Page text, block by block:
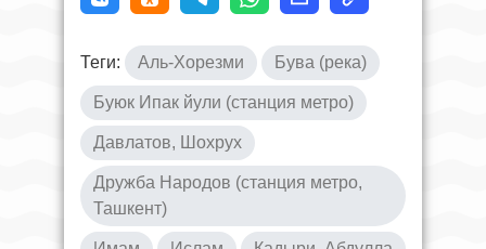
Теги: Аль-Хорезми Бува (река)
Буюк Ипак йули (станция метро)
Давлатов, Шохрух
Дружба Народов (станция метро,
Ташкент)